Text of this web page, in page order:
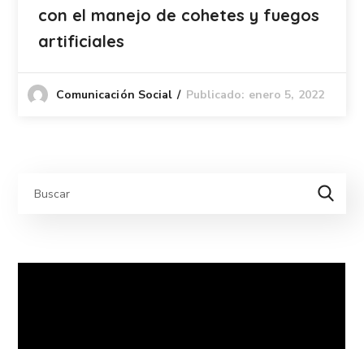
con el manejo de cohetes y fuegos
artificiales
Comunicación Social Publicado: enero 5, 2022